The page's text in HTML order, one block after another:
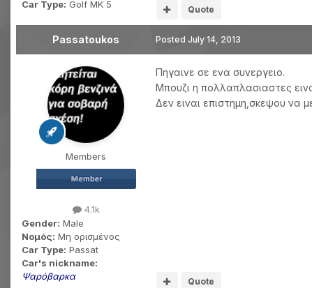
Car Type: Golf MK 5 Quote
Passatoukos
Members
4.1k
Gender: Male
Νομός: Μη ορισμένος
Car Type: Passat
Car's nickname:
Ψαρόβαρκα
Posted July 14, 2013
Πηγαινε σε ενα συνεργειο.
Μπουζι η πολλαπλασιαστες
Δεν ειναι επιστημη,σκεψου να
Quote